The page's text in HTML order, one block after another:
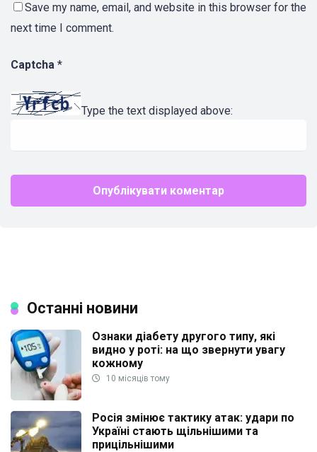
Save my name, email, and website in this browser for the
next time I comment.
Captcha *
Type the text displayed above:
Останні новини
Ознаки діабету другого типу, які
видно у роті: на що звернути увагу
кожному
10 місяців тому
Росія змінює тактику атак: удари по
Україні стають щільнішими та
прицільнішими